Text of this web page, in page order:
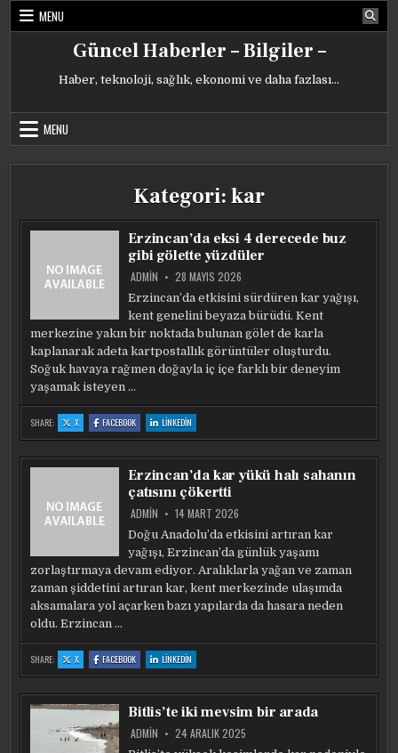
Skip
MENU
Güncel Haberler – Bilgiler –
Haber, teknoloji, sağlık, ekonomi ve daha fazlası…
MENU
Kategori:kar
Erzincan’da eksi 4 derecede buz
gibi gölette yüzdüler
ADMIN 28 MAYIS 2026
Erzincan’da etkisini sürdüren kar yağışı,
kent genelini beyaza bürüdü. Kent
merkezine yakın bir noktada bulunan gölet de karla
kaplanarak adeta kartpostallık görüntüler oluşturdu.
Soğuk havaya rağmen doğayla iç içe farklı bir deneyim
yaşamak isteyen …
SHARE: X:
ERZINCAN’DA
EKSI
DERECEDE
BUZ
FACEBOOK:
ERZINCAN’DA
EKSI
DERECEDE
GIBI
GÖLETTE
YÜZDÜLER
LINKEDIN
ERZINCAN’DA
EKSI
DERECEDE
GIBI
GÖLETTE
YÜZDÜLER
Erzincan’da kar yükü halı sahanın
çatısını çökertti
ADMIN 14 MART 2026
Doğu Anadolu’da etkisini artıran kar
yağışı, Erzincan’da günlük yaşamı
zorlaştırmaya devam ediyor. Aralıklarla yağan ve zaman
zaman şiddetini artıran kar, kent merkezinde ulaşımda
aksamalara yol açarken bazı yapılarda da hasara neden
oldu. Erzincan …
SHARE: X:
ERZINCAN’DA
KAR
HALI
SAHANIN
ÇATISINI
ÇÖKERTTI
FACEBOOK:
ERZINCAN’DA
KAR
HALI
ÇATISINI
ÇÖKERTTI
LINKEDIN
ERZINCAN’DA
KAR
HALI
ÇATISINI
ÇÖKERTTI
Bitlis’te iki mevsim bir arada
ADMIN 24 ARALIK 2025